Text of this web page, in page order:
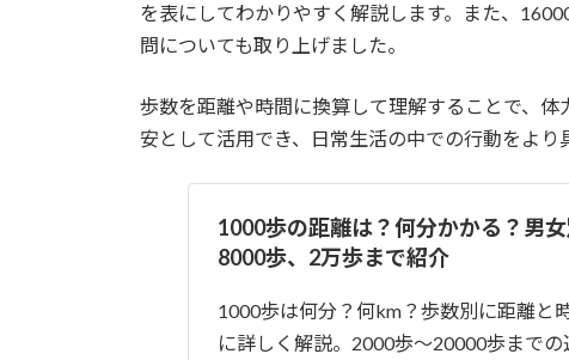
を表にしてわかりやすく解説します。また、
問についても取り上げました。
歩数を距離や時間に換算して理解することで、
安として活用でき、日常生活の中での行動をより
1000歩の距離は？何分かかる？男女
8000歩、2万歩まで紹介
1000歩は何分？何km？歩数別に距離と
に詳しく解説。2000歩〜20000歩まで